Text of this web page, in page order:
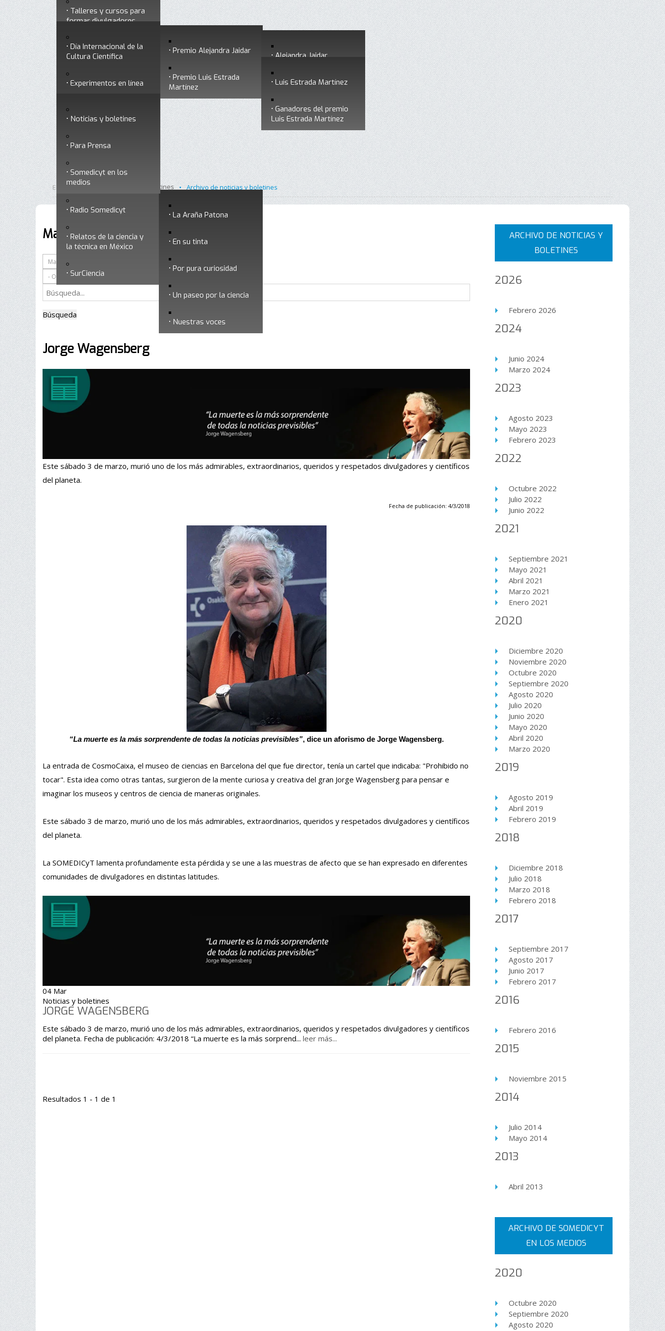
Historia
Premios a divulgadores Premio Alejandra Jaidar Alejandra Jaidar
Ganadores del premio
Premio Luis Estrada
Martínez
Luis Estrada Martínez
Ganadores del premio
Luis Estrada Martínez
Talleres y cursos para
formar divulgadores
Otros servicios
Divulgación
Día Internacional de la
Cultura Científica
Experimentos en línea
Ciencia y Tecnología
Nuestra ciencia
responde
Radio Somedicyt La Araña Patona
En su tinta
Por pura curiosidad
Un paseo por la ciencia
Nuestras voces
Relatos de la ciencia y
la técnica en México
SurCiencia
Noticias
Noticias y boletines
Para Prensa
Somedicyt en los
medios
Está aquí: Inicio Noticias y boletines • Archivo de noticias y boletines
Marzo 2018
Búsqueda
Jorge Wagensberg
Este sábado 3 de marzo, murió uno de los más admirables, extraordinarios, queridos y respetados divulgadores y científicos
del planeta.
Fecha de publicación: 4/3/2018
“La muerte es la más sorprendente de todas la noticias previsibles”, dice un aforismo de Jorge Wagensberg.
La entrada de CosmoCaixa, el museo de ciencias en Barcelona del que fue director, tenía un cartel que indicaba: "Prohibido no
tocar". Esta idea como otras tantas, surgieron de la mente curiosa y creativa del gran Jorge Wagensberg para pensar e
imaginar los museos y centros de ciencia de maneras originales.
Este sábado 3 de marzo, murió uno de los más admirables, extraordinarios, queridos y respetados divulgadores y científicos
del planeta.
La SOMEDICyT lamenta profundamente esta pérdida y se une a las muestras de afecto que se han expresado en diferentes
comunidades de divulgadores en distintas latitudes.
04 Mar
Noticias y boletines
JORGE WAGENSBERG
Este sábado 3 de marzo, murió uno de los más admirables, extraordinarios, queridos y respetados divulgadores y científicos
del planeta. Fecha de publicación: 4/3/2018 “La muerte es la más sorprend... leer más...
Resultados 1 - 1 de 1
ARCHIVO DE NOTICIAS Y
BOLETINES
2026
Febrero 2026
2024
Junio 2024
Marzo 2024
2023
Agosto 2023
Mayo 2023
Febrero 2023
2022
Octubre 2022
Julio 2022
Junio 2022
2021
Septiembre 2021
Mayo 2021
Abril 2021
Marzo 2021
Enero 2021
2020
Diciembre 2020
Noviembre 2020
Octubre 2020
Septiembre 2020
Agosto 2020
Julio 2020
Junio 2020
Mayo 2020
Abril 2020
Marzo 2020
2019
Agosto 2019
Abril 2019
Febrero 2019
2018
Diciembre 2018
Julio 2018
Marzo 2018
Febrero 2018
2017
Septiembre 2017
Agosto 2017
Junio 2017
Febrero 2017
2016
Febrero 2016
2015
Noviembre 2015
2014
Julio 2014
Mayo 2014
2013
Abril 2013
ARCHIVO DE SOMEDICYT
EN LOS MEDIOS
2020
Octubre 2020
Septiembre 2020
Agosto 2020